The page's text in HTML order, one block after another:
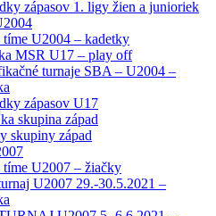
zápasov 1. ligy žien a junioriek
U2004 – kadetky
MSR U17 – play off
turnaje SBA – U2004 –
zápasov U17
skupina západ
skupiny západ
U2007 – žiačky
U2007 29.-30.5.2021 –